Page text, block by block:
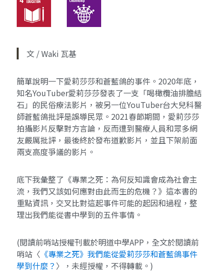
文 / Waki 瓦基
簡單說明一下愛莉莎莎和蒼藍鴿的事件。2020年底，
知名YouTuber愛莉莎莎發表了一支「喝橄欖油排膽結
石」的民俗療法影片，被另一位YouTuber台大兒科醫
師蒼藍鴿批評是誤導民眾。2021春節期間，愛莉莎莎
拍攝影片反擊對方言論，反而遭到醫療人員和眾多網
友嚴厲批評，最後終於發布道歉影片，並且下架前面
兩支高度爭議的影片。
底下我彙整了《專業之死：為何反知識會成為社會主
流，我們又該如何應對由此而生的危機？》這本書的
重點資訊，交叉比對這起事件可能的起因和過程，整
理出我們能從書中學到的五件事情。
(閱讀前哨站授權刊載於明道中學APP，全文於閱讀前
哨站〈 《專業之死》我們能從愛莉莎莎和蒼藍鴿事件
學到什麼？ 〉，未經授權，不得轉載。)